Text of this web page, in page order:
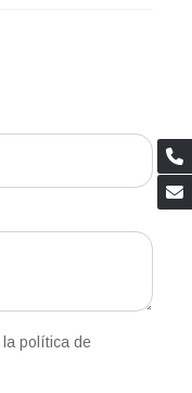
la política de